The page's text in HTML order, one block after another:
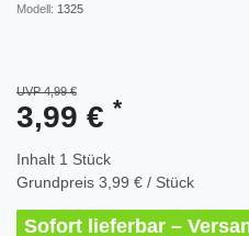
Modell: 1325
UVP 4,99 €
3,99 € *
Inhalt 1 Stück
Grundpreis 3,99 € / Stück
Sofort lieferbar –